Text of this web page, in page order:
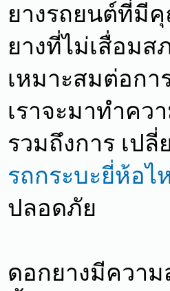
ยางรถยนต์ที่มี
ยางที่ไม่เสื่อม
เหมาะสมต่อก
เราจะมาทำค
รวมถึงการ เป
รถกระบะยี่ห้อ
ปลอดภัย
ดอกยางมีควา